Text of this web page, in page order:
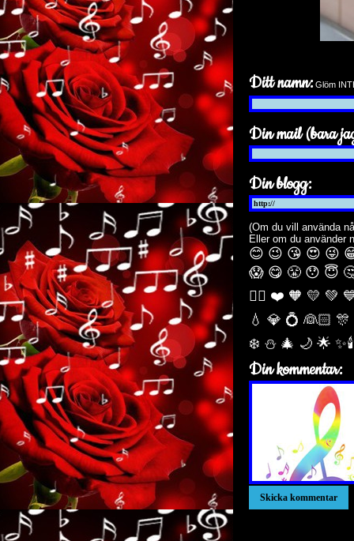
Ditt namn:Glöm
Din mail (bara
Din blogg:
(Om du vill använda
Eller om du använder
😊 😉 😘 😍 😜
😱 😋 😤 😯 😇
🏳️‍🌈 ❤️ 🧡 💛 💚
💧 💎 💍 👰🏻
❄️ ⛄ 🎄 🌙️ 🌟
Din kommentar: